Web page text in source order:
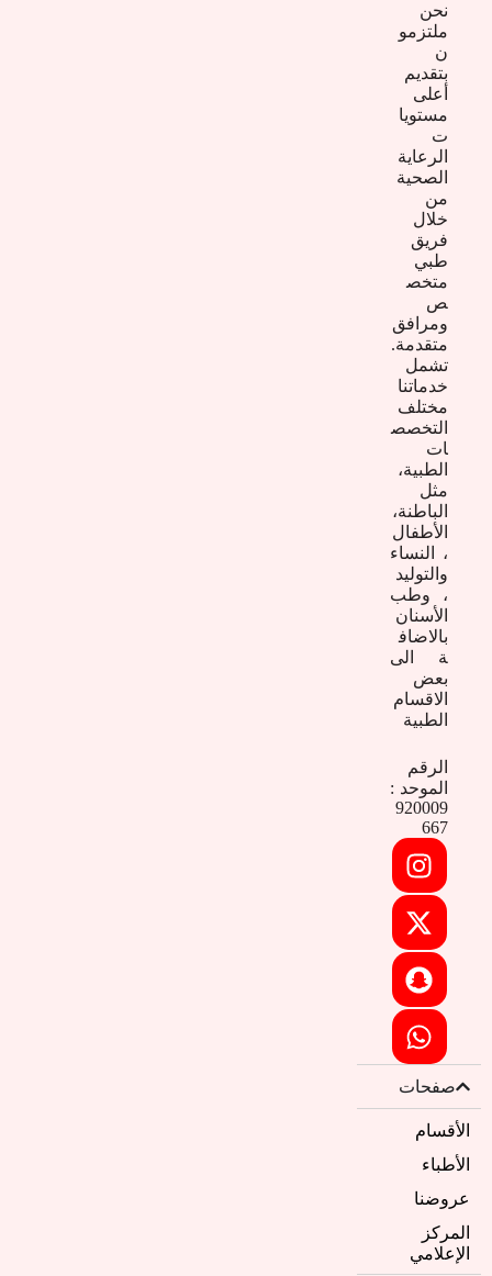
نحن
ملتزمو
ن
بتقديم
أعلى
مستويا
ت
الرعاية
الصحية
من
خلال
فريق
طبي
متخص
ص
ومرافق
متقدمة.
تشمل
خدماتنا
مختلف
التخصص
ات
الطبية،
مثل
الباطنة،
الأطفال
، النساء
والتوليد
، وطب
الأسنان
بالاضاف
ة الى
بعض
الاقسام
الطبية
الرقم
الموحد :
920009
667
صفحات
الأقسام
الأطباء
عروضنا
المركز
الإعلامي